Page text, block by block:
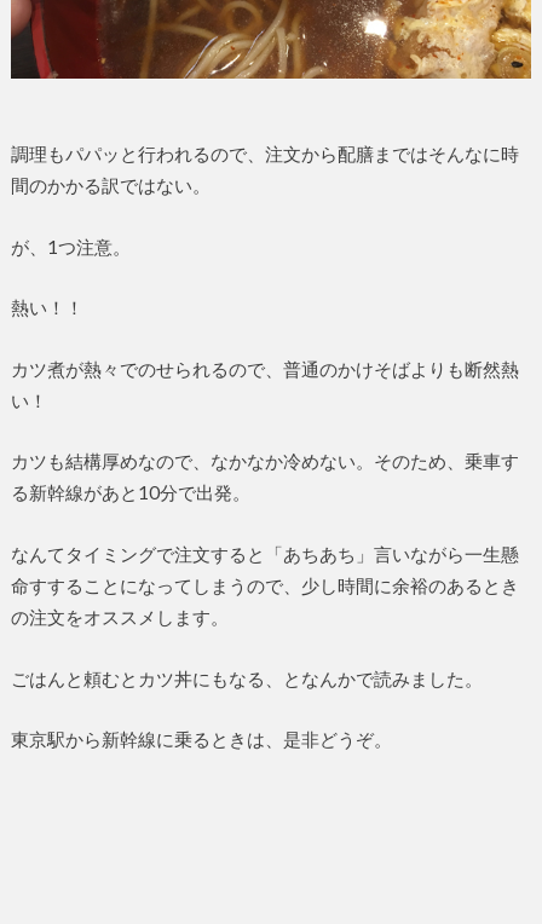
調理もパパッと行われるので、注文から配膳まではそんなに時
間のかかる訳ではない。
が、1つ注意。
熱い！！
カツ煮が熱々でのせられるので、普通のかけそばよりも断然熱
い！
カツも結構厚めなので、なかなか冷めない。そのため、乗車す
る新幹線があと10分で出発。
なんてタイミングで注文すると「あちあち」言いながら一生懸
命すすることになってしまうので、少し時間に余裕のあるとき
の注文をオススメします。
ごはんと頼むとカツ丼にもなる、となんかで読みました。
東京駅から新幹線に乗るときは、是非どうぞ。